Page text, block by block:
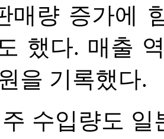
매량 증가에
했다. 매출
을 기록했다.
수입량도